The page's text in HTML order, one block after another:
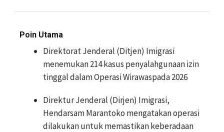
Poin Utama
Direktorat Jenderal (Ditjen) Imigrasi
menemukan 214 kasus penyalahgunaan izin
tinggal dalam Operasi Wirawaspada 2026
Direktur Jenderal (Dirjen) Imigrasi,
Hendarsam Marantoko mengatakan operasi
dilakukan untuk memastikan keberadaan